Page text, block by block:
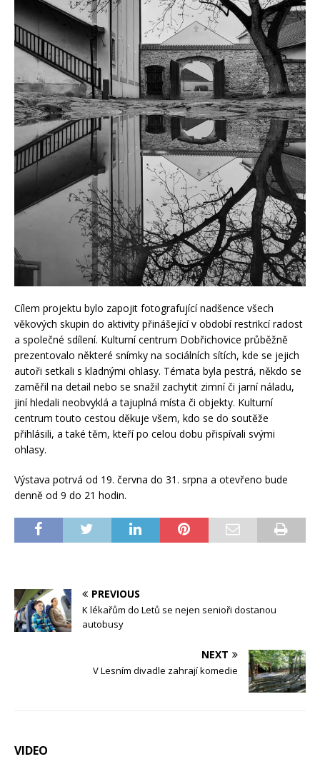
Cílem projektu bylo zapojit fotografující nadšence všech
věkových skupin do aktivity přinášející v období restrikcí radost
a společné sdílení. Kulturní centrum Dobřichovice průběžně
prezentovalo některé snímky na sociálních sítích, kde se jejich
autoři setkali s kladnými ohlasy. Témata byla pestrá, někdo se
zaměřil na detail nebo se snažil zachytit zimní či jarní náladu,
jiní hledali neobvyklá a tajuplná místa či objekty. Kulturní
centrum touto cestou děkuje všem, kdo se do soutěže
přihlásili, a také těm, kteří po celou dobu přispívali svými
ohlasy.
Výstava potrvá od 19. června do 31. srpna a otevřeno bude
denně od 9 do 21 hodin.
PREVIOUS
K lékařům do Letů se nejen senioři dostanou
autobusy
NEXT
V Lesním divadle zahrají komedie
VIDEO